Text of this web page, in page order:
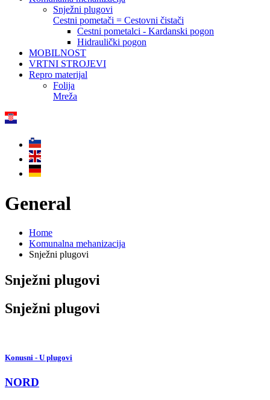
Snježni plugovi
Cestni pometači = Cestovni čistači
Cestni pometalci - Kardanski pogon
Hidraulički pogon
MOBILNOST
VRTNI STROJEVI
Repro materijal
Folija
Mreža
General
Home
Komunalna mehanizacija
Snježni plugovi
Snježni plugovi
Snježni plugovi
Konusni - U plugovi
NORD